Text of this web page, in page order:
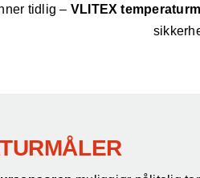
tidlig – VLITEX